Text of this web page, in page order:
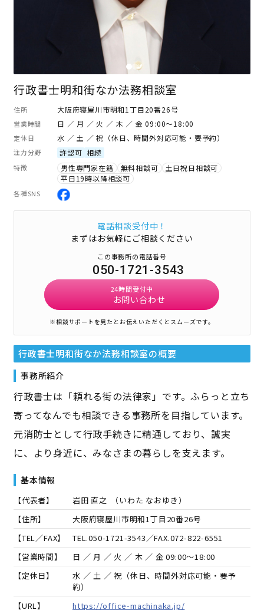
行政書士明和街なか法務相談室
住所 大阪府寝屋川市明和1丁目20番26号
営業時間 日 ／ 月 ／ 火 ／ 木 ／ 金 09:00～18:00
定休日 水 ／ 土 ／ 祝（休日、時間外対応可能・要予約）
注力分野 許認可 相続
特徴 男性専門家在籍 無料相談可
土日祝日相談可
平日19時以降相談可
各種SNS
電話相談受付中！
まずはお気軽にご相談ください
この事務所の電話番号
050-1721-3543
24時間受付中
お問い合わせ
※相談サポートを見たとお伝えいただくとスムーズです。
行政書士明和街なか法務相談室の概要
事務所紹介
行政書士は「頼れる街の法律家」です。ふらっと立ち
寄ってなんでも相談できる事務所を目指しています。
元消防士として行政手続きに精通しており、誠実
に、より身近に、みなさまの暮らしを支えます。
基本情報
【代表者】 岩田 直之 （いわた なおゆき）
【住所】
大阪府寝屋川市明和1丁目20番26号
【TEL／FAX】
TEL.050-1721-3543／FAX.072-822-6551
【営業時間】
日 ／ 月 ／ 火 ／ 木 ／ 金 09:00～18:00
【定休日】
水 ／ 土 ／ 祝（休日、時間外対応可能・要予
約）
【URL】
https://office-machinaka.jp/